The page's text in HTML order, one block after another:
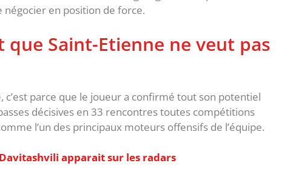
en position de force.
Saint-Etienne ne veut pas
c’est parce que le joueur a confirmé tout son potentiel
décisives en 33 rencontres toutes compétitions
l’un des principaux moteurs offensifs de l’équipe.
apparait sur les radars